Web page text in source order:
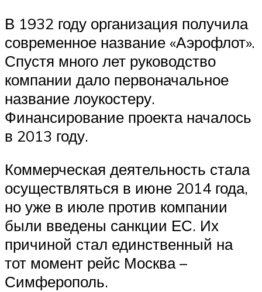
В 1932 году организация получила
современное название «Аэрофлот».
Спустя много лет руководство
компании дало первоначальное
название лоукостеру.
Финансирование проекта началось
в 2013 году.
Коммерческая деятельность стала
осуществляться в июне 2014 года,
но уже в июле против компании
были введены санкции ЕС. Их
причиной стал единственный на
тот момент рейс Москва –
Симферополь.